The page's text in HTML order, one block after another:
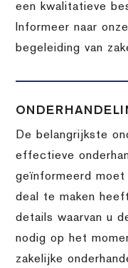
een kwalitatieve
Informeer naar
begeleiding van
De belangrijkste
effectieve
geïnformeerd
deal te maken
details waarvan u
nodig op het
zakelijke